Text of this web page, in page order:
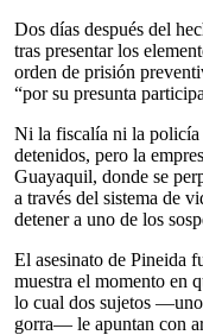
Dos días después del
tras presentar los
orden de prisión
“por su presunta
Ni la fiscalía ni la policía
detenidos, pero la
Guayaquil, donde se
a través del sistema de
detener a uno de los
El asesinato de Pineida
muestra el momento en
lo cual dos sujetos
gorra— le apuntan con